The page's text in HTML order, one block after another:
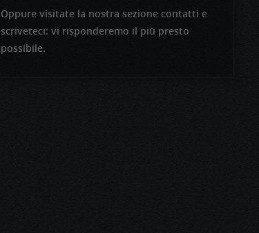
Oppure visitate la nostra sezione contatti e
scriveteci: vi risponderemo il più presto
possibile.